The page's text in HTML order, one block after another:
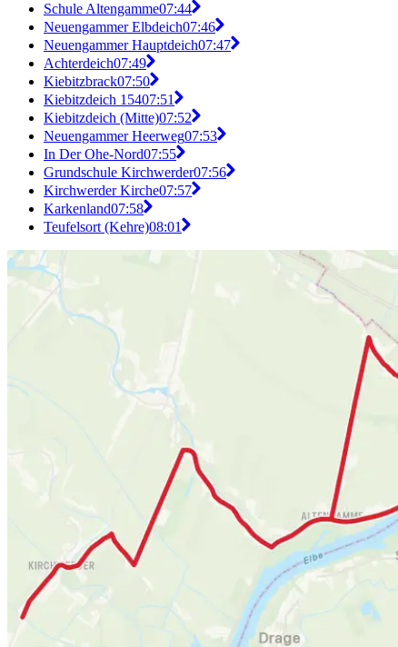
Schule Altengamme07:44
Neuengammer Elbdeich07:46
Neuengammer Hauptdeich07:47
Achterdeich07:49
Kiebitzbrack07:50
Kiebitzdeich 15407:51
Kiebitzdeich (Mitte)07:52
Neuengammer Heerweg07:53
In Der Ohe-Nord07:55
Grundschule Kirchwerder07:56
Kirchwerder Kirche07:57
Karkenland07:58
Teufelsort (Kehre)08:01